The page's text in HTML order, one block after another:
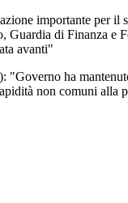
importante per il
Guardia di Finanza e
avanti"
ha
non comuni alla